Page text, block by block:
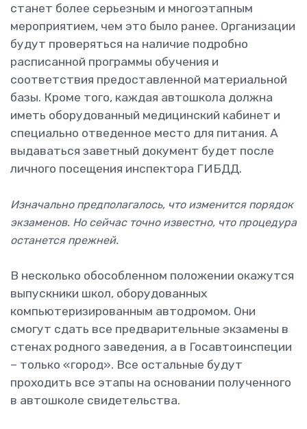
станет более серьезным и многоэтапным
мероприятием, чем это было ранее. Организации
будут проверяться на наличие подробно
расписанной программы обучения и
соответствия предоставленной материальной
базы. Кроме того, каждая автошкола должна
иметь оборудованный медицинский кабинет и
специально отведенное место для питания. А
выдаваться заветный документ будет после
личного посещения инспектора ГИБДД.
Изначально предполагалось, что изменится порядок
экзаменов. Но сейчас точно известно, что процедура
останется прежней.
В несколько обособленном положении окажутся
выпускники школ, оборудованных
компьютеризированным автодромом. Они
смогут сдать все предварительные экзамены в
стенах родного заведения, а в Госавтоинспеции
– только «город». Все остальные будут
проходить все этапы на основании полученного
в автошколе свидетельства.